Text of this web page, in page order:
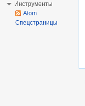
Инструменты
Atom
Спецстраницы